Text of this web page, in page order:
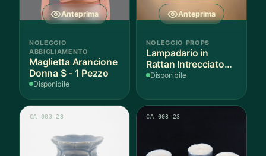
Anteprima
NOLEGGIO
ABBIGLIAMENTO
Maglietta Arancione
Donna S - 1 Pezzo
Disponibile
Anteprima
NOLEGGIO PROPS
Lampadario in
Rattan Intrecciato
Bianco
Disponibile
CA 003-28 CA 003-23